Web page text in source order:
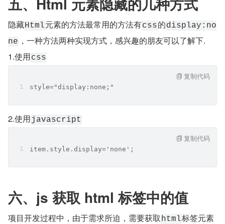
隐藏Html元素的方法最常用的方法有css的display:no
ne ，一种方法两种实现方式，感兴趣的朋友可以了解下.
1.使用css
style="display:none;"
复制代码
2.使用 javascript
item.style.display='none';
复制代码
六、js 获取 html 标签中的值
项目开发过程中，由于需求所迫，需要获取 html标签元素